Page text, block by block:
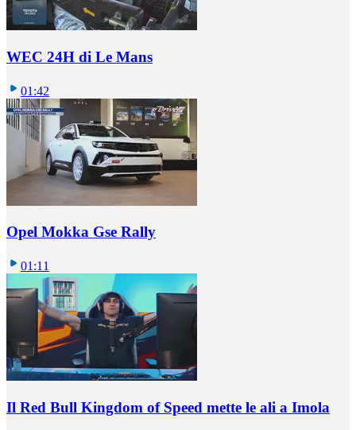
WEC 24H di Le Mans
01:42
Opel Mokka Gse Rally
01:11
Il Red Bull Kingdom of Speed mette le ali a Imola